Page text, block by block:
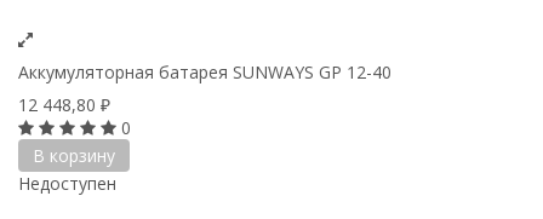
Аккумуляторная батарея SUNWAYS GP 12-40
12 448,80 ₽
0
В корзину
Недоступен